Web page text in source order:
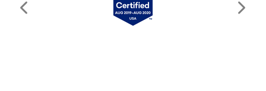
Previous Next